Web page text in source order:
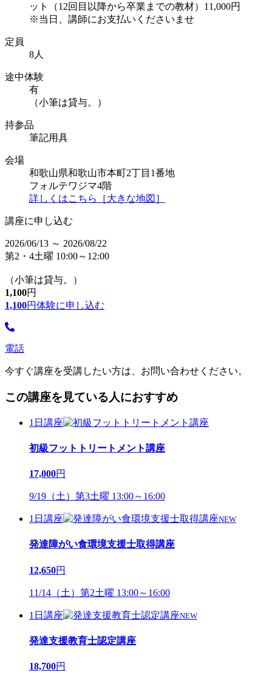
ット（12回目以降から卒業までの教材）11,000円
※当日、講師にお支払いくださいませ
定員
8人
途中体験
有
（小筆は貸与。）
持参品
筆記用具
会場
和歌山県和歌山市本町2丁目1番地
フォルテワジマ4階
詳しくはこちら［大きな地図］
講座に申し込む
2026/06/13 ～ 2026/08/22
第2・4土曜 10:00～12:00
（小筆は貸与。）
1,100円
1,100円体験に申し込む
電話
今すぐ講座を受講したい方は、お問い合わせください。
この講座を見ている人におすすめ
1日講座
初級フットトリートメント講座
17,000円
9/19（土）第3土曜 13:00～16:00
1日講座 NEW
発達障がい食環境支援士取得講座
12,650円
11/14（土）第2土曜 13:00～16:00
1日講座 NEW
発達支援教育士認定講座
18,700円